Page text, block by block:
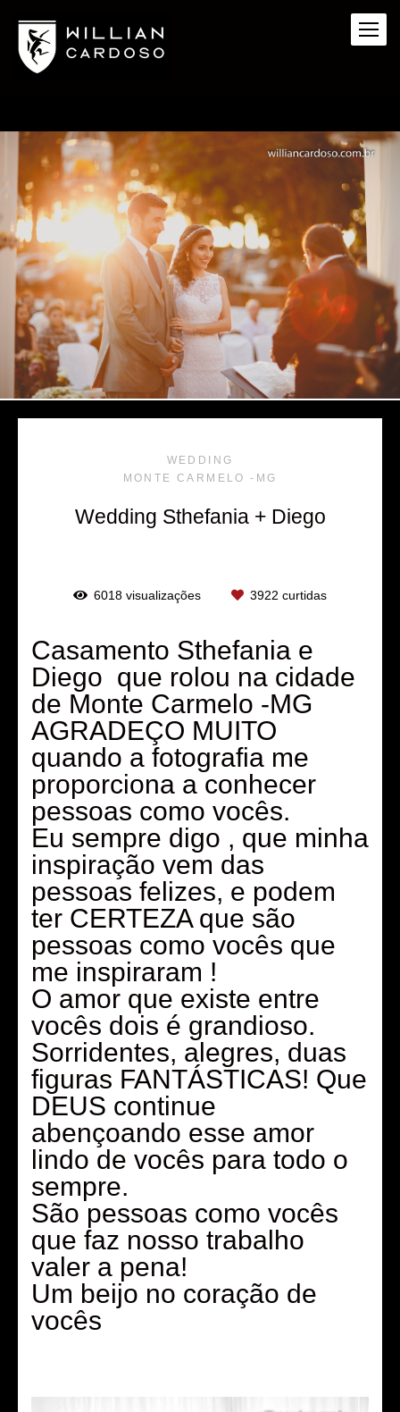
WEDDING
MONTE CARMELO -MG
Wedding Sthefania + Diego
6018 visualizações 3922 curtidas
Casamento Sthefania e
Diego que rolou na cidade
de Monte Carmelo -MG
AGRADEÇO MUITO
quando a fotografia me
proporciona a conhecer
pessoas como vocês.
Eu sempre digo , que minha
inspiração vem das
pessoas felizes, e podem
ter CERTEZA que são
pessoas como vocês que
me inspiraram !
O amor que existe entre
vocês dois é grandioso.
Sorridentes, alegres, duas
figuras FANTÁSTICAS! Que
DEUS continue
abençoando esse amor
lindo de vocês para todo o
sempre.
São pessoas como vocês
que faz nosso trabalho
valer a pena!
Um beijo no coração de
vocês